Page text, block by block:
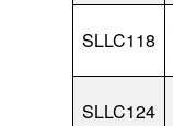
SLLC118
SLLC124